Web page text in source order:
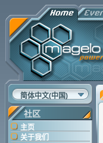
简体中文(中国)
社区
主页
关于我们